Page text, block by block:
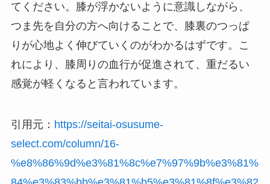
てください。膝が浮かないように意識しながら、
つま先を自分の方へ向けることで、膝裏のつっぱ
りが心地よく伸びていくのがわかるはずです。こ
れにより、膝周りの血行が促進されて、重だるい
感覚が軽くなると言われています。
引用元： https://seitai-osusume-
select.com/column/16-
%e8%86%9d%e3%81%8c%e7%97%9b%e3%81%